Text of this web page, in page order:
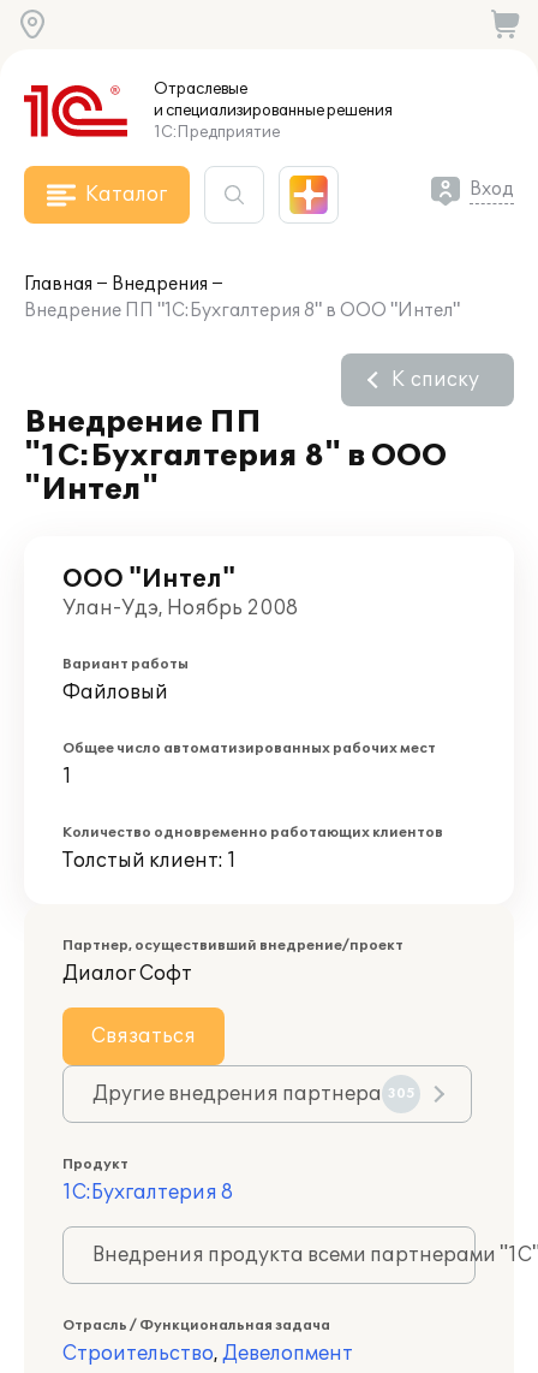
Отраслевые
и специализированныерешения
1С:Предприятие
Каталог Вход
Главная
Внедрения
Внедрение ПП "1С:Бухгалтерия 8" в ООО "Интел"
Внедрение ПП
"1С:Бухгалтерия 8" в ООО
"Интел"
К списку
ООО "Интел"
Улан-Удэ, Ноябрь 2008
Вариант работы
Файловый
Общее число автоматизированных рабочих мест
1
Количество одновременно работающих клиентов
Толстый клиент: 1
Партнер, осуществивший внедрение/проект
Диалог Софт
Связаться
Другие внедрения партнера 305
Продукт
1С:Бухгалтерия 8
Внедрения продукта всеми партнерами
Отрасль / Функциональная задача
Строительство, Девелопмент